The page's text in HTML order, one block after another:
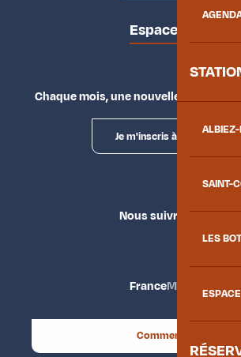
SAINT-
LES
Espace presse
Chaque mois, une nouvelle façon
Je m'inscris à la newsletter
Nous suivre
FranceMaurienne
Comment venir ?